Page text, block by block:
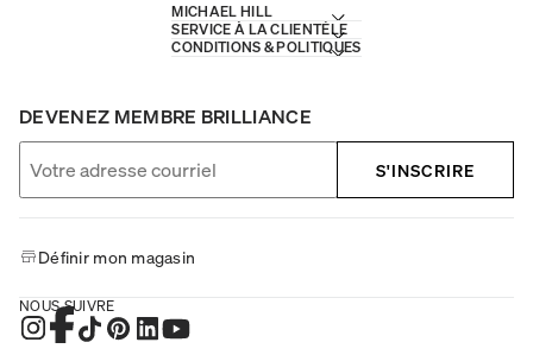
MICHAEL HILL
SERVICE À LA CLIENTÈLE
CONDITIONS & POLITIQUES
DEVENEZ MEMBRE BRILLIANCE
S'INSCRIRE
Définir mon magasin
NOUS SUIVRE